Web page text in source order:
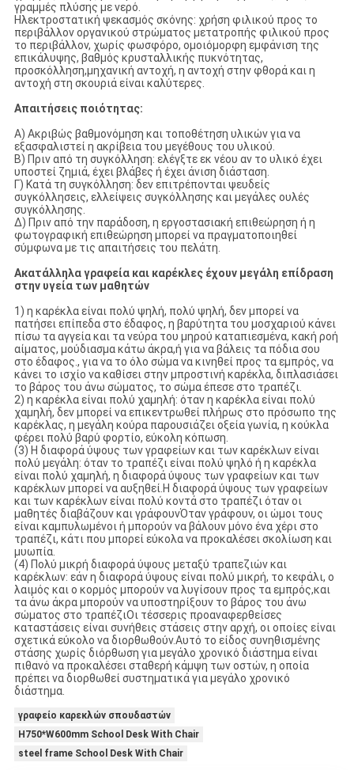
γραμμές πλύσης με νερό.
Ηλεκτροστατική ψεκασμός σκόνης: χρήση φιλικού προς το
περιβάλλον οργανικού στρώματος μετατροπής φιλικού προς
το περιβάλλον, χωρίς φωσφόρο, ομοιόμορφη εμφάνιση της
επικάλυψης, βαθμός κρυσταλλικής πυκνότητας,
προσκόλληση,μηχανική αντοχή, η αντοχή στην φθορά και η
αντοχή στη σκουριά είναι καλύτερες.
Απαιτήσεις ποιότητας:
Α) Ακριβώς βαθμονόμηση και τοποθέτηση υλικών για να
εξασφαλιστεί η ακρίβεια του μεγέθους του υλικού.
Β) Πριν από τη συγκόλληση: ελέγξτε εκ νέου αν το υλικό έχει
υποστεί ζημιά, έχει βλάβες ή έχει άνιση διάσταση.
Γ) Κατά τη συγκόλληση: δεν επιτρέπονται ψευδείς
συγκόλλησεις, ελλείψεις συγκόλλησης και μεγάλες ουλές
συγκόλλησης.
Δ) Πριν από την παράδοση, η εργοστασιακή επιθεώρηση ή η
φωτογραφική επιθεώρηση μπορεί να πραγματοποιηθεί
σύμφωνα με τις απαιτήσεις του πελάτη.
Ακατάλληλα γραφεία και καρέκλες έχουν μεγάλη επίδραση
στην υγεία των μαθητών
1) η καρέκλα είναι πολύ ψηλή, πολύ ψηλή, δεν μπορεί να
πατήσει επίπεδα στο έδαφος, η βαρύτητα του μοσχαριού κάνει
πίσω τα αγγεία και τα νεύρα του μηρού καταπιεσμένα, κακή ροή
αίματος, μούδιασμα κάτω άκρα,ή για να βάλεις τα πόδια σου
στο έδαφος., για να το όλο σώμα να κινηθεί προς τα εμπρός, να
κάνει το ισχίο να καθίσει στην μπροστινή καρέκλα, διπλασιάσει
το βάρος του άνω σώματος, το σώμα έπεσε στο τραπέζι.
2) η καρέκλα είναι πολύ χαμηλή: όταν η καρέκλα είναι πολύ
χαμηλή, δεν μπορεί να επικεντρωθεί πλήρως στο πρόσωπο της
καρέκλας, η μεγάλη κούρα παρουσιάζει οξεία γωνία, η κούκλα
φέρει πολύ βαρύ φορτίο, εύκολη κόπωση.
(3) Η διαφορά ύψους των γραφείων και των καρέκλων είναι
πολύ μεγάλη: όταν το τραπέζι είναι πολύ ψηλό ή η καρέκλα
είναι πολύ χαμηλή, η διαφορά ύψους των γραφείων και των
καρέκλων μπορεί να αυξηθεί.Η διαφορά ύψους των γραφείων
και των καρέκλων είναι πολύ κοντά στο τραπέζι όταν οι
μαθητές διαβάζουν και γράφουνΌταν γράφουν, οι ώμοι τους
είναι καμπυλωμένοι ή μπορούν να βάλουν μόνο ένα χέρι στο
τραπέζι, κάτι που μπορεί εύκολα να προκαλέσει σκολίωση και
μυωπία.
(4) Πολύ μικρή διαφορά ύψους μεταξύ τραπεζιών και
καρέκλων: εάν η διαφορά ύψους είναι πολύ μικρή, το κεφάλι, ο
λαιμός και ο κορμός μπορούν να λυγίσουν προς τα εμπρός,και
τα άνω άκρα μπορούν να υποστηρίξουν το βάρος του άνω
σώματος στο τραπέζιΟι τέσσερις προαναφερθείσες
καταστάσεις είναι συνήθεις στάσεις στην αρχή, οι οποίες είναι
σχετικά εύκολο να διορθωθούν.Αυτό το είδος συνηθισμένης
στάσης χωρίς διόρθωση για μεγάλο χρονικό διάστημα είναι
πιθανό να προκαλέσει σταθερή κάμψη των οστών, η οποία
πρέπει να διορθωθεί συστηματικά για μεγάλο χρονικό
διάστημα.
γραφείο καρεκλών σπουδαστών
H750*W600mm School Desk With Chair
steel frame School Desk With Chair